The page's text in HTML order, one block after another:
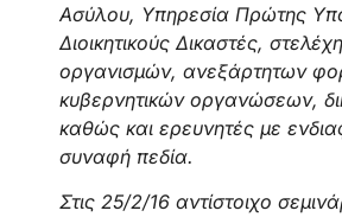
Ασύλου, Υπηρεσία Πρώτης
Διοικητικούς Δικαστές,
οργανισμών, ανεξάρτητων
κυβερνητικών οργανώσεων,
καθώς και ερευνητές με
συναφή πεδία.
Στις 25/2/16 αντίστοιχο